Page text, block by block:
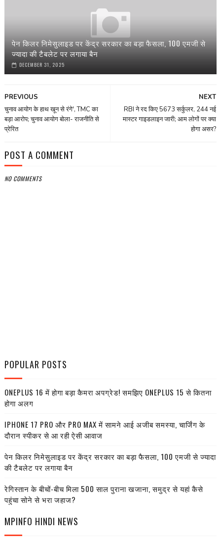
पेन किलर निमेसुलाइड पर केंद्र सरकार का बड़ा फैसला, 100 एमजी से
ज्यादा की टैबलेट पर लगाया बैन
DECEMBER 31, 2025
NEXT
RBI ने रद किए 5673 सर्कुलर, 244 नई
मास्टर गाइडलाइन जारी; आम लोगों पर क्या
होगा असर?
PREVIOUS
चुनाव आयोग के हाथ खून से रंगे', TMC का
बड़ा आरोप; चुनाव आयोग बोला- राजनीति से
प्रेरित
POST A COMMENT
NO COMMENTS
POPULAR POSTS
ONEPLUS 16 में होगा बड़ा कैमरा अपग्रेड! समझिए ONEPLUS 15 से कितना
होगा अलग
IPHONE 17 PRO और PRO MAX में सामने आई अजीब समस्या, चार्जिंग के
दौरान स्पीकर से आ रही ऐसी आवाज
पेन किलर निमेसुलाइड पर केंद्र सरकार का बड़ा फैसला, 100 एमजी से ज्यादा
की टैबलेट पर लगाया बैन
रेगिस्तान के बीचों-बीच मिला 500 साल पुराना खजाना, समुद्र से यहां कैसे
पहुंचा सोने से भरा जहाज?
MPINFO HINDI NEWS